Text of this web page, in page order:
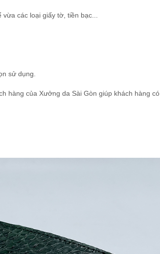
các loại giấy tờ, tiền bạc...
sử dụng.
hàng của Xưởng da Sài Gòn giúp khách hàng có